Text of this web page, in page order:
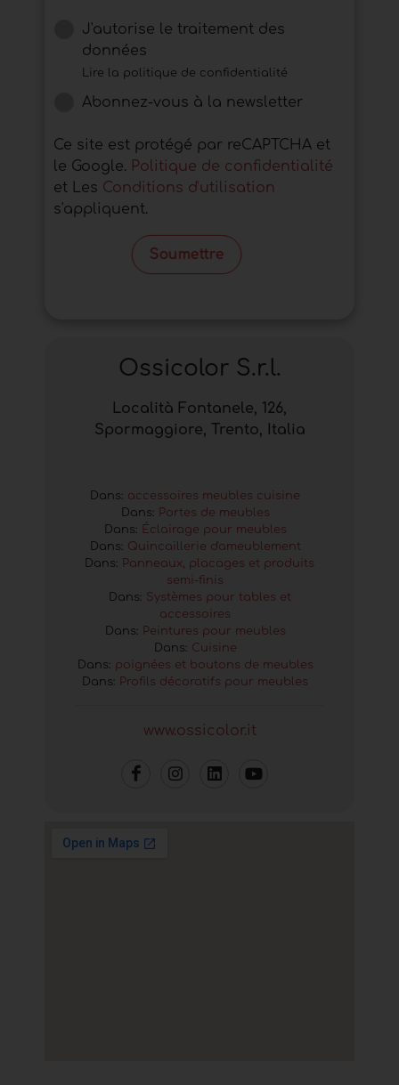
J'autorise le traitement des
données
Lire la politique de confidentialité
Abonnez-vous à la newsletter
Ce site est protégé par reCAPTCHA et
le Google. Politique de confidentialité
et Les Conditions d'utilisation
s'appliquent.
Soumettre
Ossicolor S.r.l.
Località Fontanele, 126,
Spormaggiore, Trento, Italia
Dans: accessoires meubles cuisine
Dans: Portes de meubles
Dans: Éclairage pour meubles
Dans: Quincaillerie d'ameublement
Dans: Panneaux, placages et produits
semi-finis
Dans: Systèmes pour tables et
accessoires
Dans: Peintures pour meubles
Dans: Cuisine
Dans: poignées et boutons de meubles
Dans: Profils décoratifs pour meubles
www.ossicolor.it